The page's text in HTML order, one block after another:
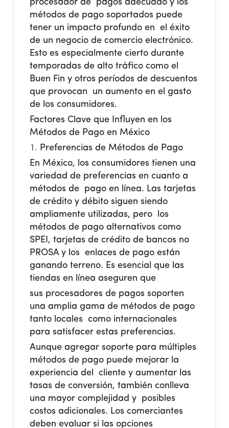
procesador de pagos adecuado y los
métodos de pago soportados puede
tener un impacto profundo en el éxito
de un negocio de comercio electrónico.
Esto es especialmente cierto durante
temporadas de alto tráfico como el
Buen Fin y otros períodos de descuentos
que provocan un aumento en el gasto
de los consumidores.
Factores Clave que Influyen en los
Métodos de Pago en México
Preferencias de Métodos de Pago
En México, los consumidores tienen una
variedad de preferencias en cuanto a
métodos de pago en línea. Las tarjetas
de crédito y débito siguen siendo
ampliamente utilizadas, pero los
métodos de pago alternativos como
SPEI, tarjetas de crédito de bancos no
PROSA y los enlaces de pago están
ganando terreno. Es esencial que las
tiendas en línea aseguren que
sus procesadores de pagos soporten
una amplia gama de métodos de pago
tanto locales como internacionales
para satisfacer estas preferencias.
Aunque agregar soporte para múltiples
métodos de pago puede mejorar la
experiencia del cliente y aumentar las
tasas de conversión, también conlleva
una mayor complejidad y posibles
costos adicionales. Los comerciantes
deben evaluar si las opciones